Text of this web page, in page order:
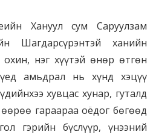
Хануул сум Саруулзам
Шагдарсүрэнтэй ханийн
нэг хүүтэй өнөр өтгөн
амьдрал нь хүнд хэцүү
хувцас хунар, гуталд
гараараа оёдог бөгөөд
гэрийн бүслүүр, үнээний